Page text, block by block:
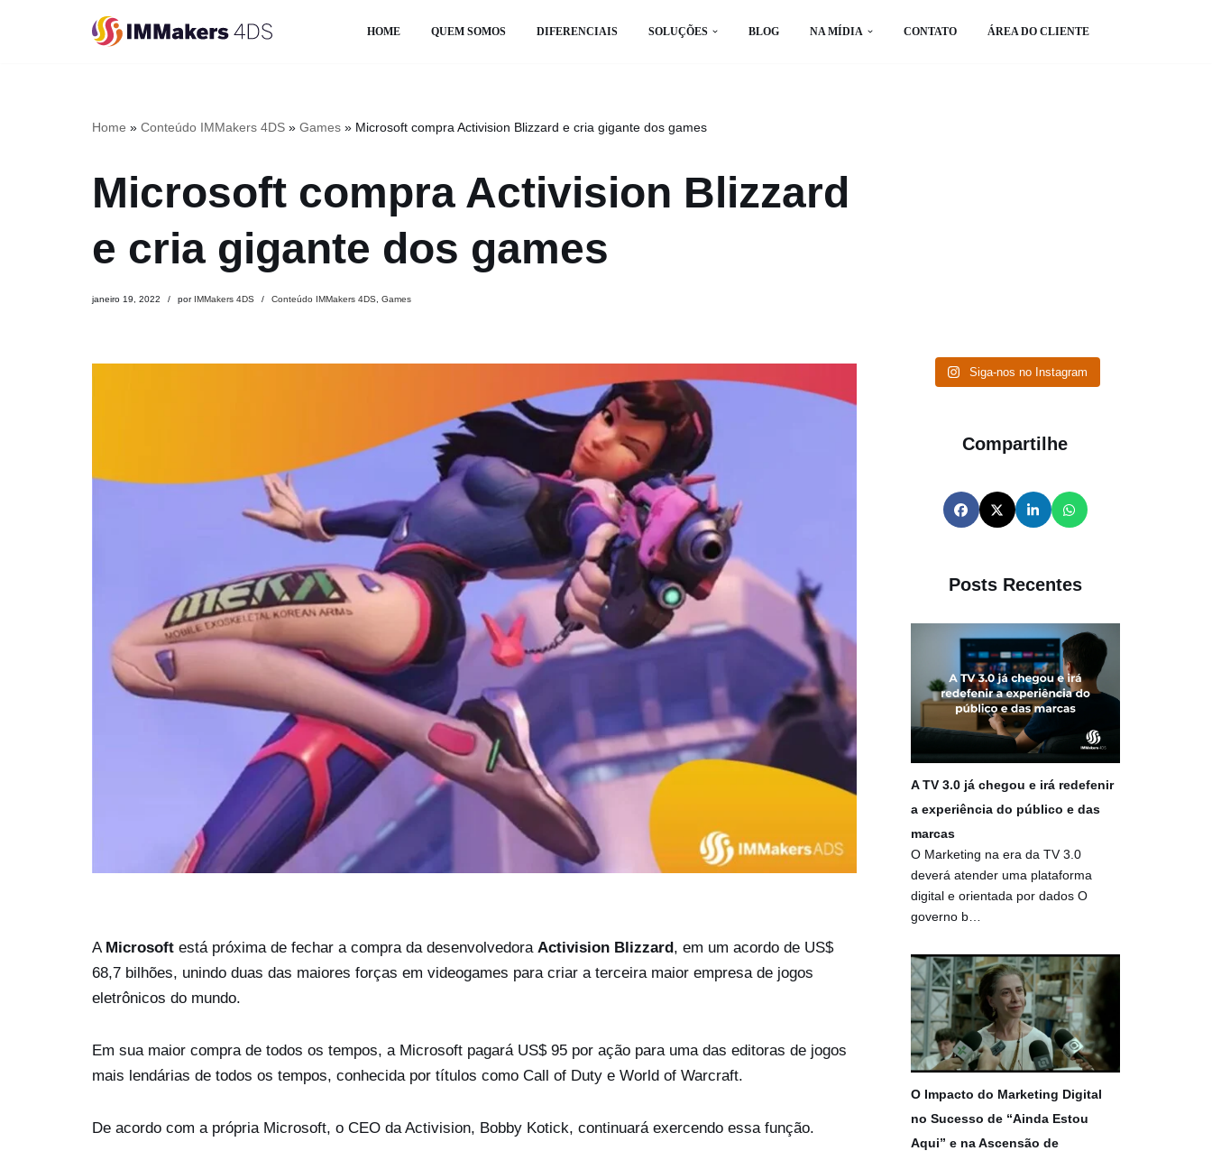
HOME QUEM SOMOS DIFERENCIAIS SOLUÇÕES BLOG NA MÍDIA CONTATO ÁREA DO CLIENTE
Home » Conteúdo IMMakers 4DS » Games » Microsoft compra Activision Blizzard e cria gigante dos games
Microsoft compra Activision Blizzard
e cria gigante dos games
janeiro 19, 2022 por IMMakers 4DS Conteúdo IMMakers 4DS, Games
A Microsoft está próxima de fechar a compra da desenvolvedora Activision Blizzard , em um acordo de US$
68,7 bilhões, unindo duas das maiores forças em videogames para criar a terceira maior empresa de jogos
eletrônicos do mundo.
Em sua maior compra de todos os tempos, a Microsoft pagará US$ 95 por ação para uma das editoras de jogos
mais lendárias de todos os tempos, conhecida por títulos como Call of Duty e World of Warcraft.
De acordo com a própria Microsoft, o CEO da Activision, Bobby Kotick, continuará exercendo essa função.
Siga-nos no Instagram
Compartilhe
Posts Recentes
A TV 3.0 já chegou e irá redefenir
a experiência do público e das
marcas
O Marketing na era da TV 3.0
deverá atender uma plataforma
digital e orientada por dados O
governo b…
O Impacto do Marketing Digital
no Sucesso de “Ainda Estou
Aqui” e na Ascensão de